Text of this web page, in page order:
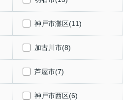
神戸市灘区(11)
加古川市(8)
芦屋市(7)
神戸市西区(6)